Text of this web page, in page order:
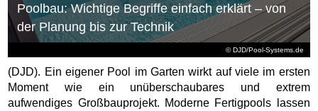
© DJD/Pool-Systems.de
Poolbau: Wichtige Begriffe einfach erklärt – von
der Planung bis zur Technik
(DJD). Ein eigener Pool im Garten wirkt auf viele im ersten
Moment wie ein unüberschaubares und extrem
aufwendiges Großbauprojekt. Moderne Fertigpools lassen